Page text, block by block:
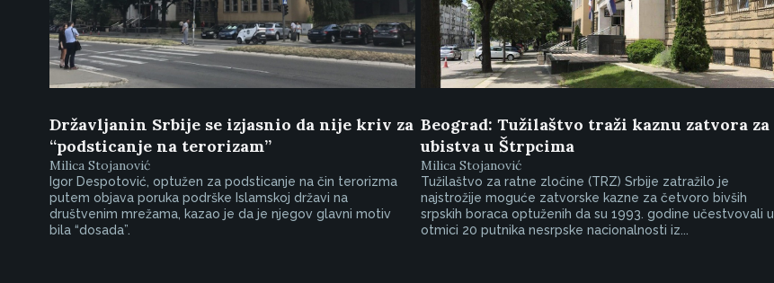
Državljanin Srbije se izjasnio da nije kriv za
“podsticanje na terorizam”
Milica Stojanović
Igor Despotović, optužen za podsticanje na čin terorizma
putem objava poruka podrške Islamskoj državi na
društvenim mrežama, kazao je da je njegov glavni motiv
bila “dosada”.
Beograd: Tužilaštvo traži kaznu zatvora za
ubistva u Štrpcima
Milica Stojanović
Tužilaštvo za ratne zločine (TRZ) Srbije zatražilo je
najstrožije moguće zatvorske kazne za četvoro bivših
srpskih boraca optuženih da su 1993. godine učestvovali u
otmici 20 putnika nesrpske nacionalnosti iz...